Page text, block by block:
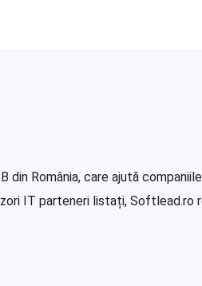
România, care ajută
IT parteneri listați,